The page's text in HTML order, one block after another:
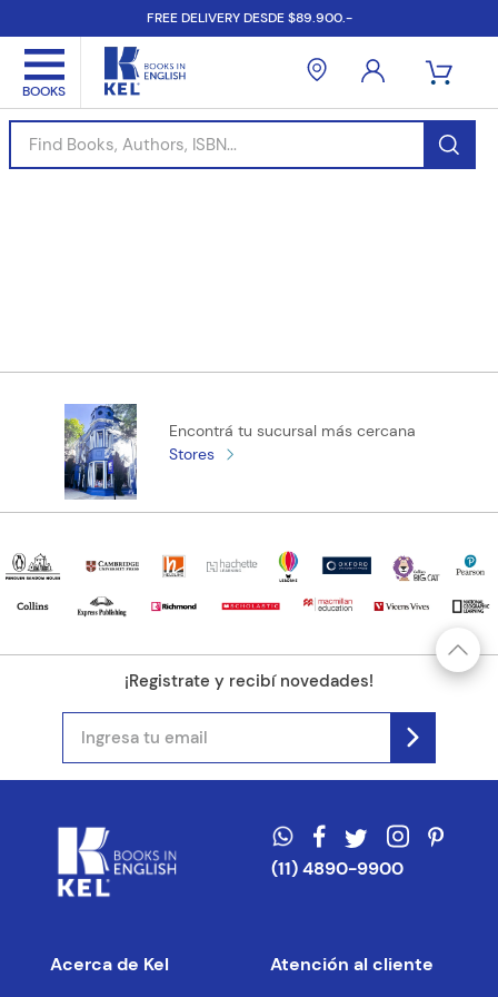
FREE DELIVERY DESDE $89.900.-
Find Books, Authors, ISBN...
Encontrá tu sucursal más cercana
Stores
¡Registrate y recibí novedades!
(11) 4890-9900
Acerca de Kel Atención al cliente